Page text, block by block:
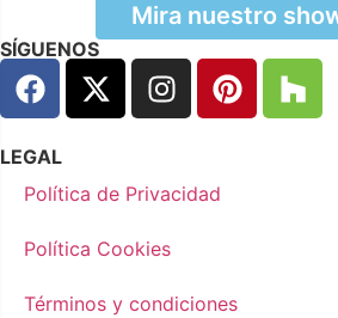
Mira nuestro
SÍGUENOS
LEGAL
Política de Privacidad
Política Cookies
Términos y condiciones